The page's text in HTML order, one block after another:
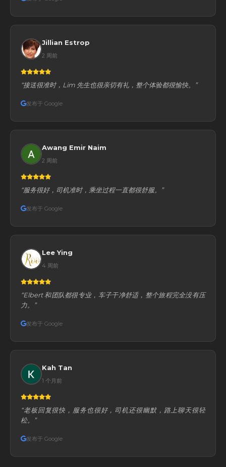
Jillian Estrop
2 周前
“接送很准时，Lim 先生也很亲切有礼，整个体验都很愉快。”
发布于 Google
Awang Emir Naim
2 周前
“服务很好，司机准时，乘坐过程一直都很舒服。”
发布于 Google
Lee Ying
4 周前
“Elbert 和团队都很专业，车子干净舒适，整个旅程完全没有压
力。”
发布于 Google
Kah Tan
1 个月前
“老板回复很快，服务也很好，司机还很幽默，路上聊天很轻
松。”
发布于 Google